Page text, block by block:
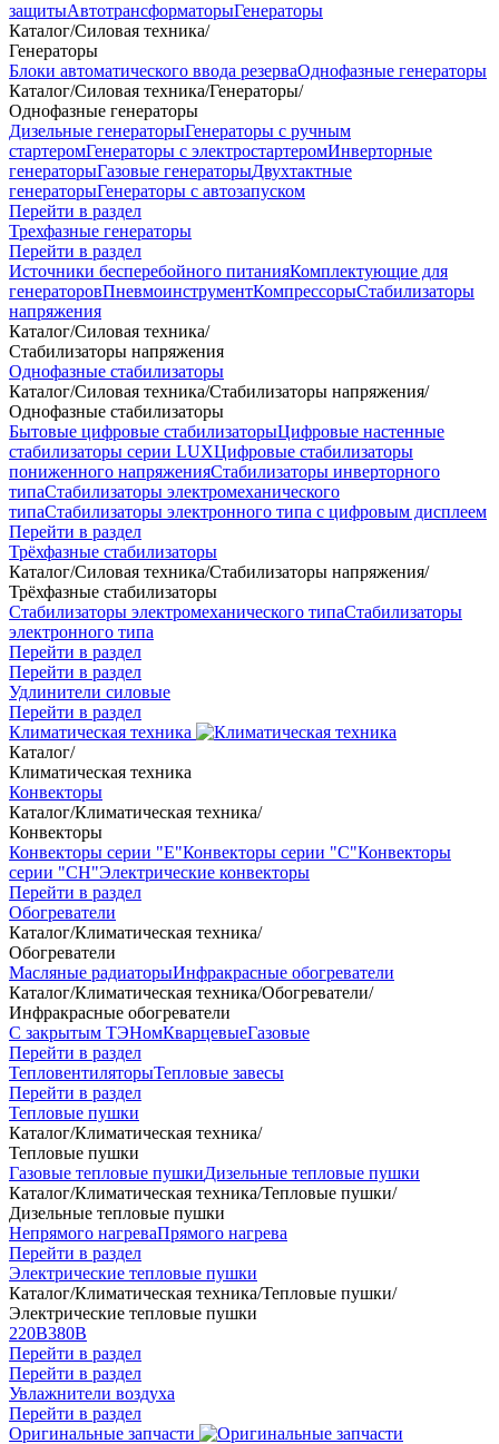
защитыАвтотрансформаторыГенераторы
Каталог/Силовая техника/
Генераторы
Блоки автоматического ввода резерваОднофазные генераторы
Каталог/Силовая техника/Генераторы/
Однофазные генераторы
Дизельные генераторыГенераторы с ручным
стартеромГенераторы с электростартеромИнверторные
генераторыГазовые генераторыДвухтактные
генераторыГенераторы с автозапуском
Перейти в раздел
Трехфазные генераторы
Перейти в раздел
Источники бесперебойного питанияКомплектующие для
генераторовПневмоинструментКомпрессорыСтабилизаторы
напряжения
Каталог/Силовая техника/
Стабилизаторы напряжения
Однофазные стабилизаторы
Каталог/Силовая техника/Стабилизаторы напряжения/
Однофазные стабилизаторы
Бытовые цифровые стабилизаторыЦифровые настенные
стабилизаторы серии LUXЦифровые стабилизаторы
пониженного напряженияСтабилизаторы инверторного
типаСтабилизаторы электромеханического
типаСтабилизаторы электронного типа с цифровым дисплеем
Перейти в раздел
Трёхфазные стабилизаторы
Каталог/Силовая техника/Стабилизаторы напряжения/
Трёхфазные стабилизаторы
Стабилизаторы электромеханического типаСтабилизаторы
электронного типа
Перейти в раздел
Перейти в раздел
Удлинители силовые
Перейти в раздел
Климатическая техника
Каталог/
Климатическая техника
Конвекторы
Каталог/Климатическая техника/
Конвекторы
Конвекторы серии "Е"Конвекторы серии "С"Конвекторы
серии "СН"Электрические конвекторы
Перейти в раздел
Обогреватели
Каталог/Климатическая техника/
Обогреватели
Масляные радиаторыИнфракрасные обогреватели
Каталог/Климатическая техника/Обогреватели/
Инфракрасные обогреватели
С закрытым ТЭНомКварцевыеГазовые
Перейти в раздел
ТепловентиляторыТепловые завесы
Перейти в раздел
Тепловые пушки
Каталог/Климатическая техника/
Тепловые пушки
Газовые тепловые пушкиДизельные тепловые пушки
Каталог/Климатическая техника/Тепловые пушки/
Дизельные тепловые пушки
Непрямого нагреваПрямого нагрева
Перейти в раздел
Электрические тепловые пушки
Каталог/Климатическая техника/Тепловые пушки/
Электрические тепловые пушки
220В380В
Перейти в раздел
Перейти в раздел
Увлажнители воздуха
Перейти в раздел
Оригинальные запчасти